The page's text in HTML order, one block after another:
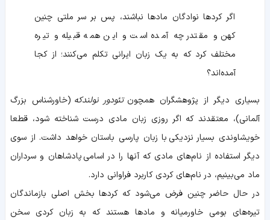
اگر کردها نوادگان مادها نباشند، پس بر سر ملتی چنین
کهن و مقتدر چه آمده است و این همه قبیله و تیره
مختلف کرد که به یک زبان ایرانی تکلم می‌کنند؛ از کجا
آمده‌اند؟
بسیاری دیگر از پژوهشگران همچونتئودور نولندکه (خاورشناس بزرگ
آلمانی)، معتقدند که اگر روزی زبان مادی درست شناخته شود، قطعا
خویشاوندی بسیار نزدیکی با زبان پارسی باستان خواهد داشت. از سوی
دیگر استفاده از نام‌های مادی که آنها را در اسامی پادشاهان و سرداران
ماد می‌بینیم، در نام‌های کردی کاربرد فراوانی دارد.
در حال حاضر چنین فرض می‌شود که کردها بخش اصلی بازماندگان
تیره‌های بومی خاورمیانه و مادها هستند که به زبان کردی سخن